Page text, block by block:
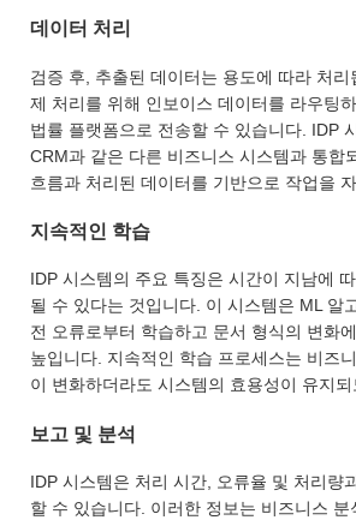
데이터 처리
검증 후, 추출된 데이터는 용도에 따라 처리
제 처리를 위해 인보이스 데이터를 라우팅
법률 플랫폼으로 전송할 수 있습니다. IDP
CRM과 같은 다른 비즈니스 시스템과 통합
흐름과 처리된 데이터를 기반으로 작업을
지속적인 학습
IDP 시스템의 주요 특징은 시간이 지남에
될 수 있다는 것입니다. 이 시스템은 ML 알
전 오류로부터 학습하고 문서 형식의 변화
높입니다. 지속적인 학습 프로세스는 비즈
이 변화하더라도 시스템의 효용성이 유지
보고 및 분석
IDP 시스템은 처리 시간, 오류율 및 처리량
할 수 있습니다. 이러한 정보는 비즈니스 분